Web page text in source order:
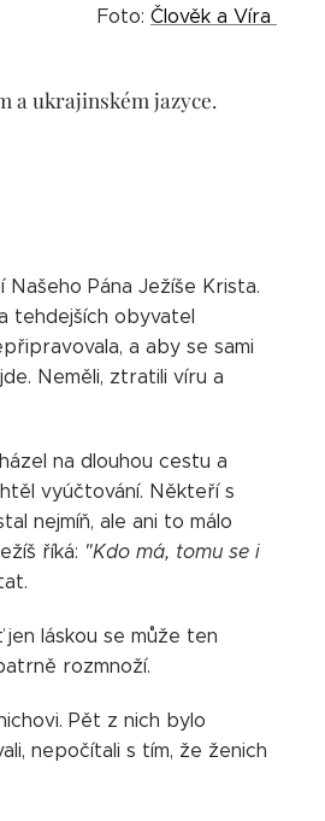
Foto: Člověk a Víra
a ukrajinském jazyce.
Pána Ježíše Krista.
tehdejších obyvatel
a aby se sami
Neměli, ztratili víru a
na dlouhou cestu a
vyúčtování. Někteří s
nejmíň, ale ani to málo
říká: "Kdo má, tomu se i
láskou se může ten
rozmnoží.
Pět z nich bylo
nepočítali s tím, že ženich